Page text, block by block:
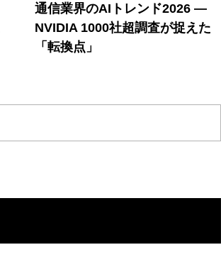
通信業界のAIトレンド2026 ―
NVIDIA 1000社超調査が捉えた
「転換点」